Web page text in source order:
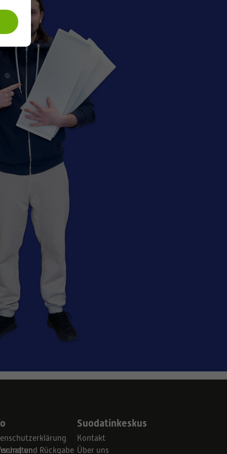
und Rückgabe
Suodatinkeskus
Kontakt
Über uns